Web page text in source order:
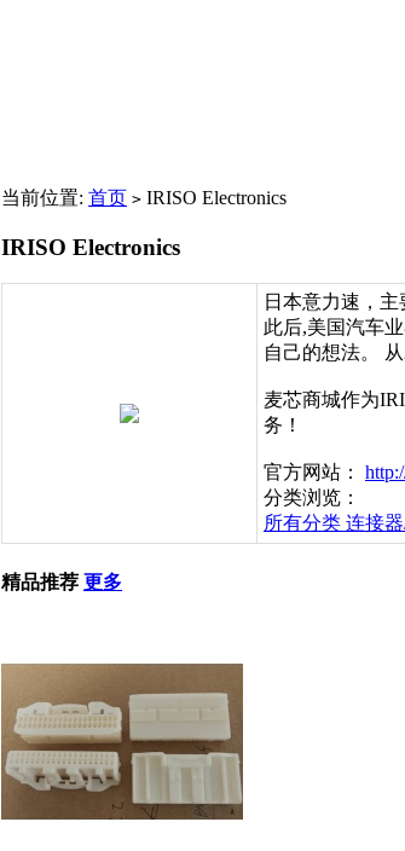
当前位置: 首页 > IRISO Electronics
IRISO Electronics
日本意力速，
此后,美国汽车
自己的想法。
麦芯商城作为
务！
官方网站：
分类浏览：
所有分类 连接
精品推荐 更多